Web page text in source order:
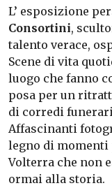
L’ esposizione
Consortini,
talento verace,
Scene di vita
luogo che fanno
posa per un
di corredi
Affascinanti
legno di momenti
Volterra che non
ormai alla storia.